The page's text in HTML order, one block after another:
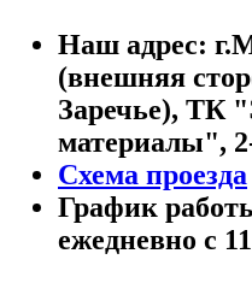
Наш адрес: г.
(внешняя
Заречье), ТК
материалы",
Схема проезда
График
ежедневно с